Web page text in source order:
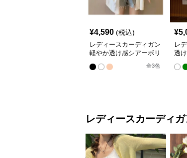
¥4,590 (税込)
レディースカーディガン
軽やか透け感シアーボリ
ューム袖羽織りカーディ
ガン
全3色
¥
レ
透
ド
ン
レディースカーディガ